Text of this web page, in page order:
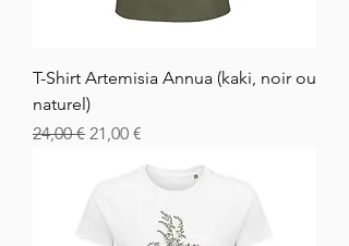
T-Shirt Artemisia Annua (kaki, noir ou
naturel)
Normaali hinta
24,00 € Alehinta
21,00 €